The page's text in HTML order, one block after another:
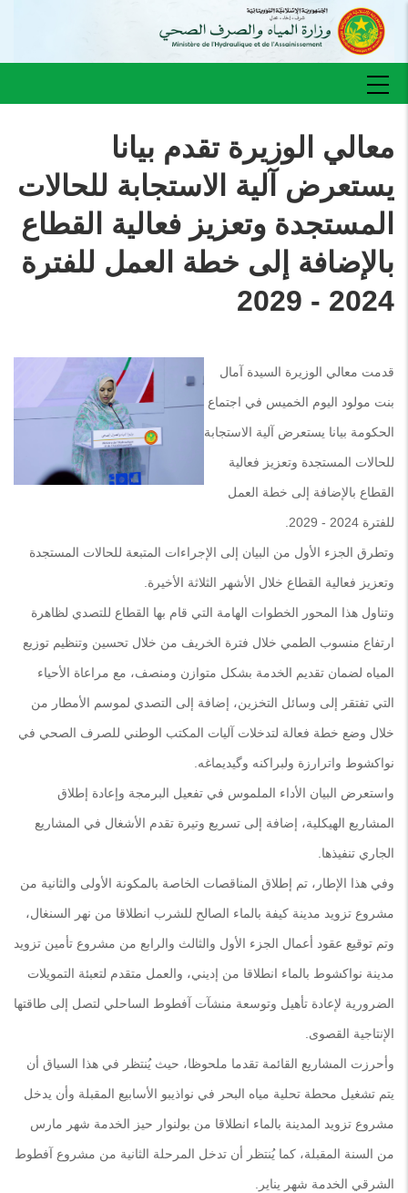
المحتوى
الرئيسيMain
navigation
معالي الوزيرة تقدم بيانا
يستعرض آلية الاستجابة للحالات
المستجدة وتعزيز فعالية القطاع
بالإضافة إلى خطة العمل للفترة
2024 - 2029
قدمت معالي الوزيرة السيدة آمال
بنت مولود اليوم الخميس في اجتماع
الحكومة بيانا يستعرض آلية الاستجابة
للحالات المستجدة وتعزيز فعالية
القطاع بالإضافة إلى خطة العمل
للفترة 2024 - 2029.
وتطرق الجزء الأول من البيان إلى الإجراءات المتبعة للحالات المستجدة
وتعزيز فعالية القطاع خلال الأشهر الثلاثة الأخيرة.
وتناول هذا المحور الخطوات الهامة التي قام بها القطاع للتصدي لظاهرة
ارتفاع منسوب الطمي خلال فترة الخريف من خلال تحسين وتنظيم توزيع
المياه لضمان تقديم الخدمة بشكل متوازن ومنصف، مع مراعاة الأحياء
التي تفتقر إلى وسائل التخزين، إضافة إلى التصدي لموسم الأمطار من
خلال وضع خطة فعالة لتدخلات آليات المكتب الوطني للصرف الصحي في
نواكشوط واترارزة ولبراكنه وگيديماغه.
واستعرض البيان الأداء الملموس في تفعيل البرمجة وإعادة إطلاق
المشاريع الهيكلية، إضافة إلى تسريع وتيرة تقدم الأشغال في المشاريع
الجاري تنفيذها.
وفي هذا الإطار، تم إطلاق المناقصات الخاصة بالمكونة الأولى والثانية من
مشروع تزويد مدينة كيفة بالماء الصالح للشرب انطلاقا من نهر السنغال،
وتم توقيع عقود أعمال الجزء الأول والثالث والرابع من مشروع تأمين تزويد
مدينة نواكشوط بالماء انطلاقا من إديني، والعمل متقدم لتعبئة التمويلات
الضرورية لإعادة تأهيل وتوسعة منشآت آفطوط الساحلي لتصل إلى طاقتها
الإنتاجية القصوى.
وأحرزت المشاريع القائمة تقدما ملحوظا، حيث يُنتظر في هذا السياق أن
يتم تشغيل محطة تحلية مياه البحر في نواذيبو الأسابيع المقبلة وأن يدخل
مشروع تزويد المدينة بالماء انطلاقا من بولنوار حيز الخدمة شهر مارس
من السنة المقبلة، كما يُنتظر أن تدخل المرحلة الثانية من مشروع آفطوط
الشرقي الخدمة شهر يناير.